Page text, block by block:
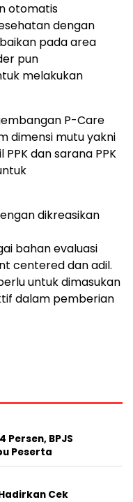
otomatis
dengan
pada area
pun
melakukan
P-Care
dimensi mutu yakni
dan sarana PPK
dikreasikan
bahan evaluasi
centered dan adil.
untuk dimasukan
dalam pemberian
BPJS
Peserta
Cek